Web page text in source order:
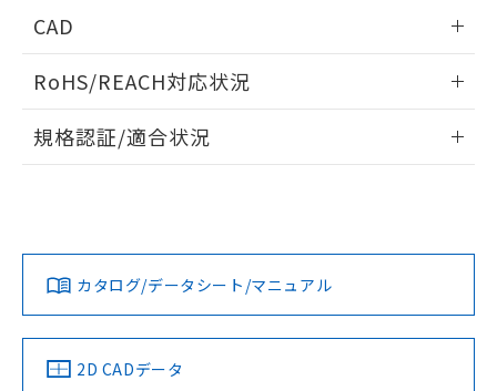
CAD
ドすることができます。
ログイン/会員登録
ダウンロードデータをご利用いただく前に、以下を必ずお読
みください。
ソフトウェアの使用条件
RoHS/REACH対応状況
EU RoHS 注意事項・凡例
対応済み
中国 RoHS 注意事項・凡例
規格認証/適合状況
LR型式承認
（イギリス
船舶規格）
DNV型式承認
（ノルウェー
BV型式承認
（フランス
KR型式
（韓国
カタログ/データシート/マニュアル
2D CADデータ
既に当社にて対応品への在庫切替を完了
していることから、特段のことがない限
り、2022年1月12日より割愛しておりま
す。